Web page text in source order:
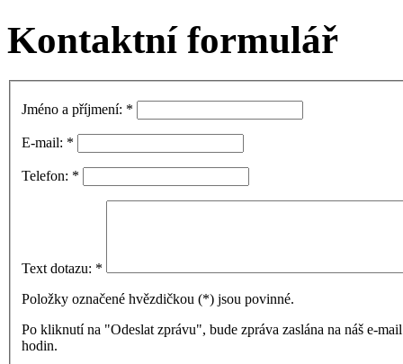
Kontaktní formulář
Jméno a příjmení: *
E-mail: *
Telefon: *
Text dotazu: *
Položky označené hvězdičkou (*) jsou povinné.
Po kliknutí na "Odeslat zprávu", bude zpráva zaslána na náš e-
hodin.